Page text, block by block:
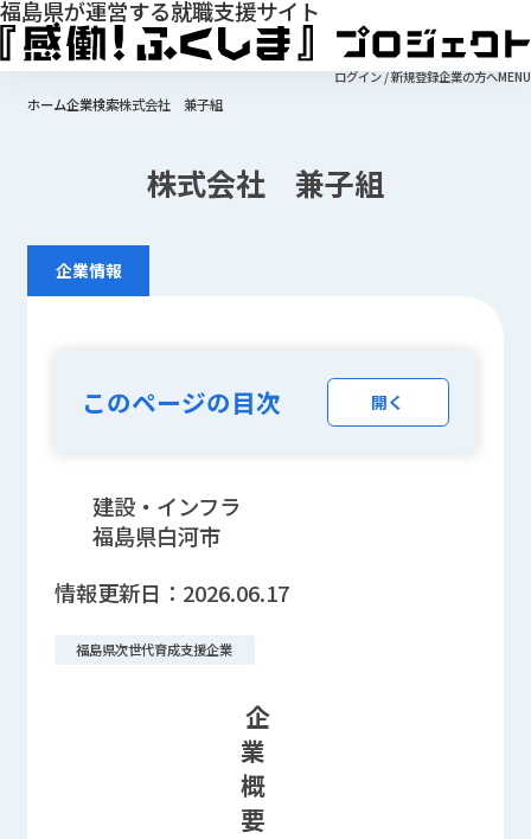
福島県が運営する就職支援サイト
ログイン / 新規登録企業の方へMENU
ホーム企業検索株式会社 兼子組
株式会社 兼子組
企業情報
このページの目次 開く
建設・インフラ
福島県白河市
情報更新日： 2026.06.17
福島県次世代育成支援企業
企
業
概
要